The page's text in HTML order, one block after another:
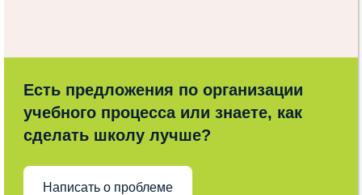
Есть предложения по организации
учебного процесса или знаете, как
сделать школу лучше?
Написать о проблеме